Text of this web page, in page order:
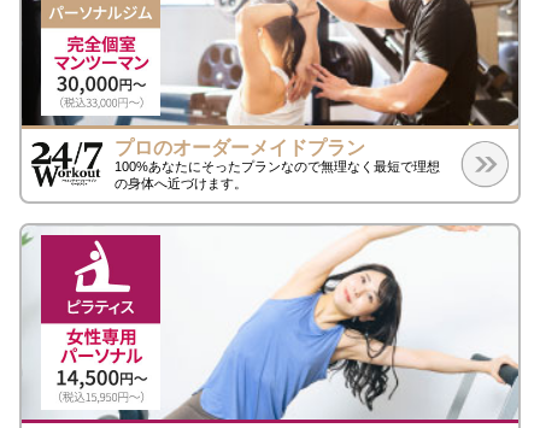
プロのオーダーメイドプラン
100%あなたにそったプランなので無理なく最短で理想
の身体へ近づけます。